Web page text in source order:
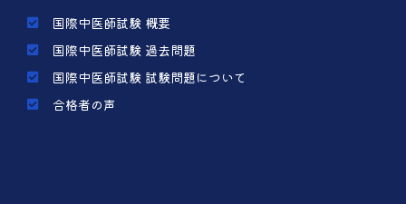
国際中医師試験 概要
国際中医師試験 過去問題
国際中医師試験 試験問題について
合格者の声